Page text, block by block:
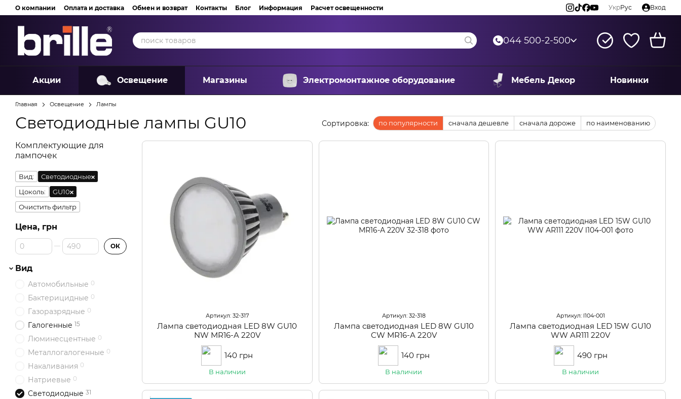
Перейти к основному контенту
О компании Оплата и доставка Обмен и возврат Контакты Блог Информация Расчет освещенности УкрРус Вход
044 500-2-500
Акции Освещение Магазины Электромонтажное оборудование Мебель Декор Новинки
Главная Освещение Лампы
Светодиодные лампы GU10 Сортировка: по популярности сначала дешевле сначала дороже по наименованию
Артикул: 32-317
Лампа светодиодная LED 8W GU10
NW MR16-A 220V
140 грн
В наличии
Артикул: 32-318
Лампа светодиодная LED 8W GU10
CW MR16-A 220V
140 грн
В наличии
Артикул: l104-001
Лампа светодиодная LED 15W GU10
WW AR111 220V
490 грн
В наличии
Комплектующие для
лампочек
Вид:
Светодиодные
Цоколь:
GU10
Очистить фильтр
Цена, грн
От Цена, грн
До Цена, грн ОК
Вид
Автомобильные 0
Бактерицидные 0
Газоразрядные 0
Галогенные 15
Люминесцентные 0
Металлогалогенные 0
Накаливания 0
Натриевые 0
Светодиодные 31